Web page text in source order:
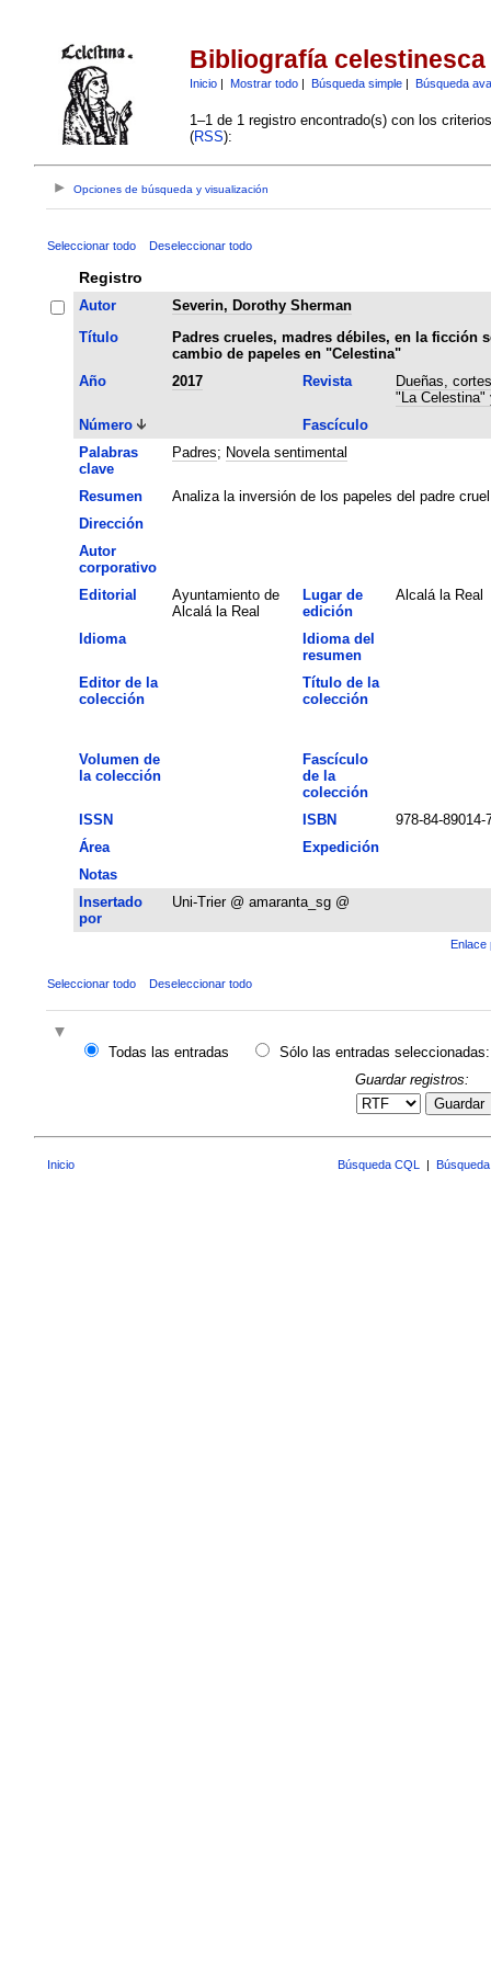
Bibliografía celestinesca
Inicio| Mostrar todo| Búsqueda simple| Búsqueda
1–1 de 1 registro encontrado(s) con los
(RSS):
Opciones de búsqueda y visualización
Seleccionar todo Deseleccionar todo
Registro
Autor
Severin, Dorothy Sherman
Título
Padres crueles, madres débiles, en la ficción
cambio de papeles en "Celestina"
Año
2017 Revista
Dueñas,
"La Celestina"
Número
Fascículo
Palabras
clave
Padres; Novela sentimental
Resumen
Analiza la inversión de los papeles del padre
Dirección
Autor
corporativo
Editorial
Ayuntamiento de
Alcalá la Real
Lugar de
edición
Alcalá la Real
Idioma
Idioma del
resumen
Editor de la
colección
Título de la
colección
Volumen de
la colección
Fascículo
de la
colección
ISSN
ISBN
978-84-89014-
Área
Expedición
Notas
Insertado
por
Uni-Trier @ amaranta_sg @
Enlace
Seleccionar todo Deseleccionar todo
Todas las entradas
Sólo las entradas seleccionadas:
Guardar registros:
Guardar
Inicio Búsqueda CQL